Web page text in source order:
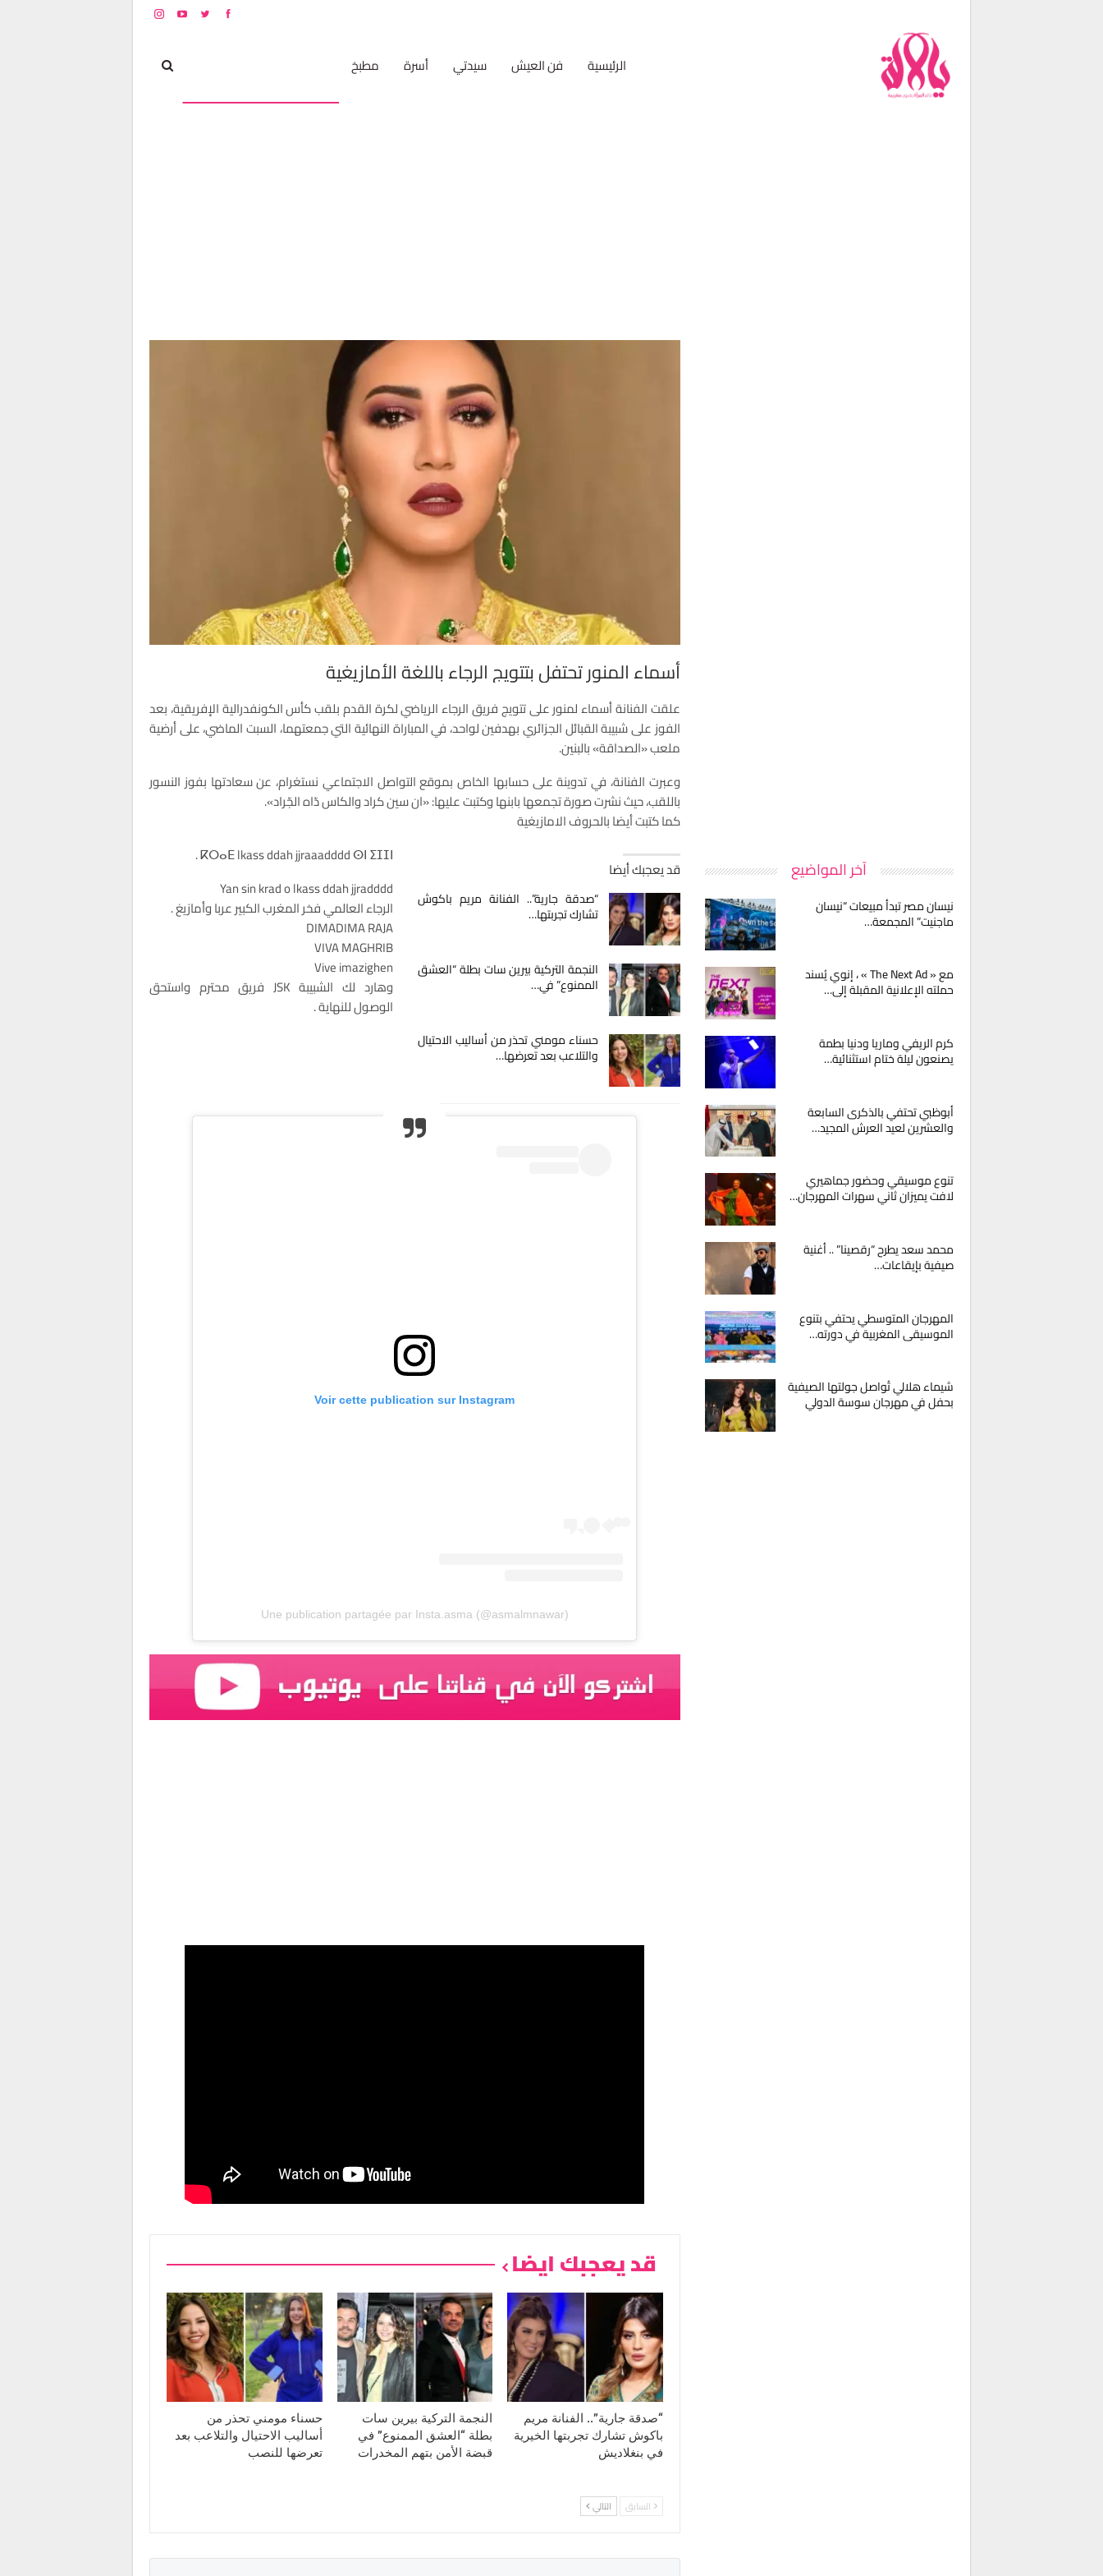
الرئيسية فن العيش سيدتي أسرة مطبخ
أسماء المنور تحتفل بتتويج الرجاء باللغة الأمازيغية
علقت الفنانة أسماء لمنور على تتويج فريق الرجاء الرياضي لكرة القدم بلقب كأس الكونفدرالية الإفريقية، بعد
الفوز على شبيبة القبائل الجزائري بهدفين لواحد، في المباراة النهائية التي جمعتهما، السبت الماضي، على أرضية
ملعب «الصداقة» بالبنين.
وعبرت الفنانة، في تدوينة على حسابها الخاص بموقع التواصل الاجتماعي نستغرام، عن سعادتها بفوز النسور
باللقب، حيث نشرت صورة تجمعها بابنها وكتبت عليها: «ان سين كراد والكاس دّاه الجّراد».
كما كتبت أيضا بالحروف الامازيغية
قد يعجبك أيضا
“صدقة جارية”.. الفنانة مريم باكوش
تشارك تجربتها…
النجمة التركية بيرين سات بطلة “العشق
الممنوع” في…
حسناء مومني تحذر من أساليب الاحتيال
والتلاعب بعد تعرضها…
Yan sin krad o lkass ddah jjradddd
الرجاء العالمي فخر المغرب الكبير عربا وأمازيغ .
DIMADIMA RAJA
VIVA MAGHRIB
Vive imazighen
وهارد لك الشبيبة JSK فريق محترم واستحق
الوصول للنهاية .
Voir cette publication sur Instagram
Une publication partagée par Insta.asma (@asmalmnawar)
قد يعجبك ايضا
“صدقة جارية”.. الفنانة مريم
باكوش تشارك تجربتها الخيرية
في بنغلاديش
النجمة التركية بيرين سات
بطلة “العشق الممنوع” في
قبضة الأمن بتهم المخدرات
حسناء مومني تحذر من
أساليب الاحتيال والتلاعب بعد
تعرضها للنصب
السابق التالي
آخر المواضيع
نيسان مصر تبدأ مبيعات “نيسان
ماجنيت” المجمعة…
مع « The Next Ad » ، إنوي يُسند
حملته الإعلانية المقبلة إلى…
كرم الريفي وماريا ودنيا بطمة
يصنعون ليلة ختام استثنائية…
أبوظبي تحتفي بالذكرى السابعة
والعشرين لعيد العرش المجيد…
تنوع موسيقي وحضور جماهيري
لافت يميزان ثاني سهرات المهرجان…
محمد سعد يطرح “رقصينا” .. أغنية
صيفية بإيقاعات…
المهرجان المتوسطي يحتفي بتنوع
الموسيقى المغربية في دورته…
شيماء هلالي تُواصل جولتها الصيفية
بحفل في مهرجان سوسة الدولي